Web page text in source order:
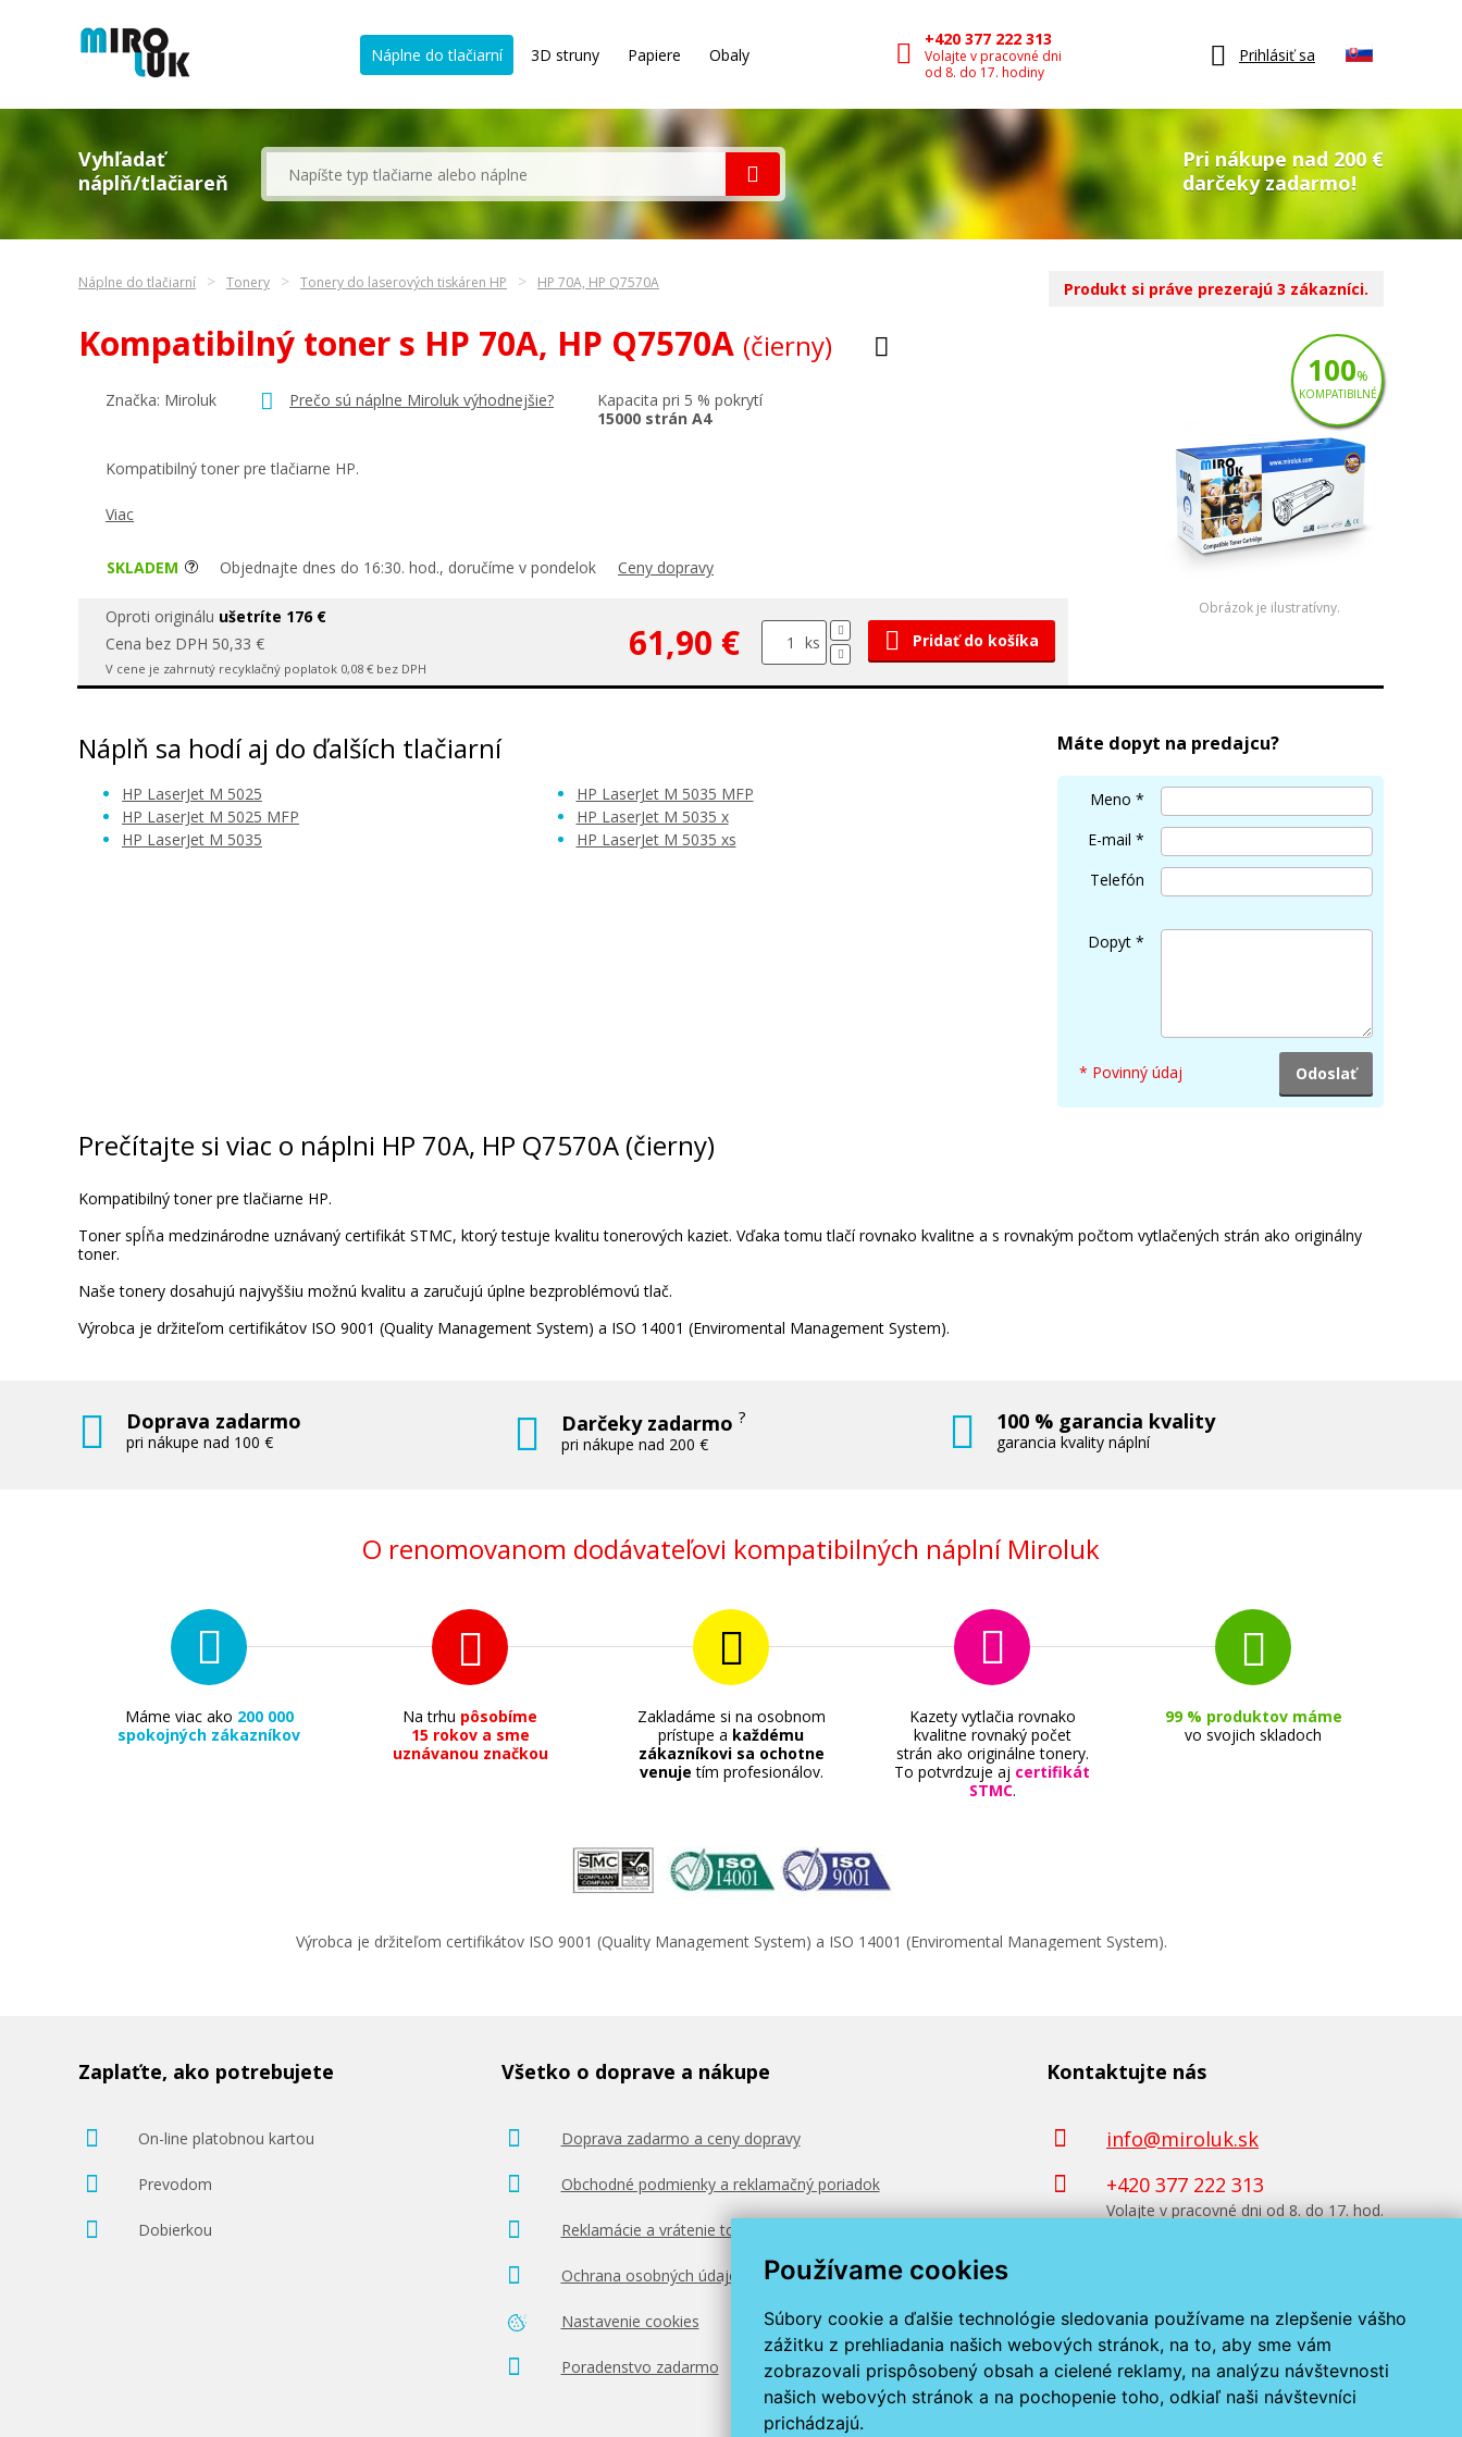
Používame cookies
Súbory cookie a ďalšie technológie sledovania používame na zlepšenie vášho
zážitku z prehliadania našich webových stránok, na to, aby sme vám
zobrazovali prispôsobený obsah a cielené reklamy, na analýzu návštevnosti
našich webových stránok a na pochopenie toho, odkiaľ naši návštevníci
prichádzajú.
Náplne do tlačiarní 3D struny Papiere Obaly
+420 377 222 313
Volajte v pracovné dni
od 8. do 17. hodiny
Prihlásiť sa
Vyhľadať
náplň/tlačiareň
Pri nákupe nad 200 €
darčeky zadarmo!
Náplne do tlačiarní Tonery Tonery do laserových tiskáren HP HP 70A, HP Q7570A
Kompatibilný toner s HP 70A, HP Q7570A (čierny)
Značka: Miroluk Prečo sú náplne Miroluk výhodnejšie?
Kapacita pri 5 % pokrytí
15000 strán A4
Kompatibilný toner pre tlačiarne HP.
Viac
SKLADEM Objednajte dnes do 16:30. hod., doručíme v pondelok Ceny dopravy
Oproti originálu ušetríte 176 €
Cena bez DPH 50,33 €
V cene je zahrnutý recyklačný poplatok 0,08 € bez DPH
61,90 € ks Pridať do košíka
Obrázok je ilustratívny.
100%
KOMPATIBILNÉ
Produkt si práve prezerajú 3 zákazníci.
Náplň sa hodí aj do ďalších tlačiarní
HP LaserJet M 5025
HP LaserJet M 5025 MFP
HP LaserJet M 5035
HP LaserJet M 5035 MFP
HP LaserJet M 5035 x
HP LaserJet M 5035 xs
Máte dopyt na predajcu?
Meno *
E-mail *
Telefón
Dopyt *
* Povinný údaj
Prečítajte si viac o náplni HP 70A, HP Q7570A (čierny)
Kompatibilný toner pre tlačiarne HP.
Toner spĺňa medzinárodne uznávaný certifikát STMC, ktorý testuje kvalitu tonerových kaziet. Vďaka tomu tlačí rovnako kvalitne a s rovnakým počtom vytlačených strán ako originálny
toner.
Naše tonery dosahujú najvyššiu možnú kvalitu a zaručujú úplne bezproblémovú tlač.
Výrobca je držiteľom certifikátov ISO 9001 (Quality Management System) a ISO 14001 (Enviromental Management System).
Doprava zadarmo
pri nákupe nad 100 €
Darčeky zadarmo?
pri nákupe nad 200 €
100 % garancia kvality
garancia kvality náplní
O renomovanom dodávateľovi kompatibilných náplní Miroluk
Máme viac ako 200 000
spokojných zákazníkov
Na trhu pôsobíme
15 rokov a sme
uznávanou značkou
Zakladáme si na osobnom
prístupe a každému
zákazníkovi sa ochotne
venuje tím profesionálov.
Kazety vytlačia rovnako
kvalitne rovnaký počet
strán ako originálne tonery.
To potvrdzuje aj certifikát
STMC.
99 % produktov máme
vo svojich skladoch
Výrobca je držiteľom certifikátov ISO 9001 (Quality Management System) a ISO 14001 (Enviromental Management System).
Zaplaťte, ako potrebujete
On-line platobnou kartou
Prevodom
Dobierkou
Všetko o doprave a nákupe
Doprava zadarmo a ceny dopravy
Obchodné podmienky a reklamačný poriadok
Reklamácie a vrátenie tovaru
Ochrana osobných údajov
Nastavenie cookies
Poradenstvo zadarmo
Kontaktujte nás
info@miroluk.sk
+420 377 222 313
Volajte v pracovné dni od 8. do 17. hod.